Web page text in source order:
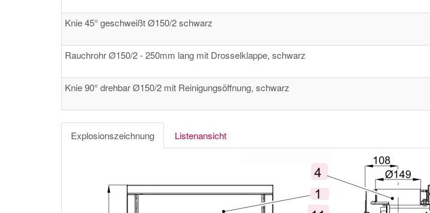
Knie 45° geschweißt Ø150/2 schwarz
Rauchrohr Ø150/2 - 250mm lang mit Drosselklappe, schwarz
Knie 90° drehbar Ø150/2 mit Reinigungsöffnung, schwarz
Explosionszeichnung Listenansicht